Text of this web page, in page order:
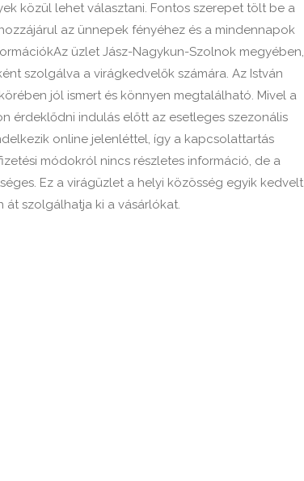
közül lehet választani. Fontos szerepet tölt be a
az ünnepek fényéhez és a mindennapok
üzlet Jász-Nagykun-Szolnok megyében,
szolgálva a virágkedvelők számára. Az István
jól ismert és könnyen megtalálható. Mivel a
érdeklődni indulás előtt az esetleges szezonális
online jelenléttel, így a kapcsolattartás
módokról nincs részletes információ, de a
Ez a virágüzlet a helyi közösség egyik kedvelt
szolgálhatja ki a vásárlókat.